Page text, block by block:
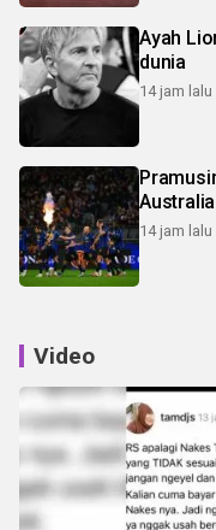
Ayah
dunia
14 jam lalu
Australia
14 jam lalu
Video